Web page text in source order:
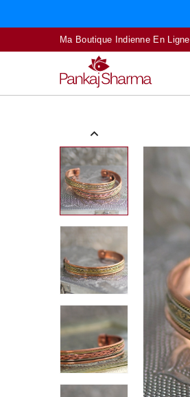
Ma Boutique Indienne En Ligne